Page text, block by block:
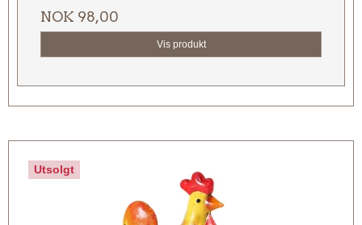
NOK 98,00
Vis produkt
Utsolgt